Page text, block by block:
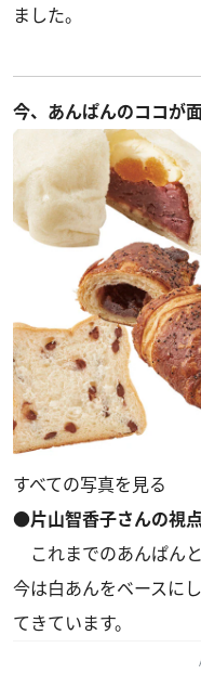
ました。
今、あんぱんのココが
すべての写真を見る
●片山智香子さんの視点
これまでのあんぱん
今は白あんをベースに
てきています。